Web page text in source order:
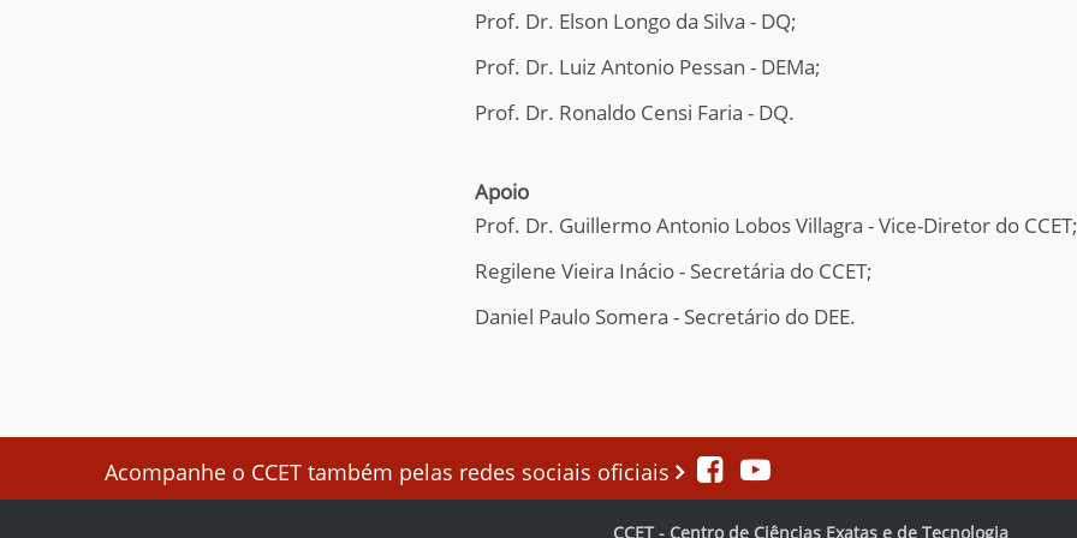
Prof. Dr. Elson Longo da Silva - DQ;
Prof. Dr. Luiz Antonio Pessan - DEMa;
Prof. Dr. Ronaldo Censi Faria - DQ.
Apoio
Prof. Dr. Guillermo Antonio Lobos Villagra - Vice-Diretor do CCET;
Regilene Vieira Inácio - Secretária do CCET;
Daniel Paulo Somera - Secretário do DEE.
Acompanhe o CCET também pelas redes sociais oficiais
CCET - Centro de Ciências Exatas e de Tecnologia